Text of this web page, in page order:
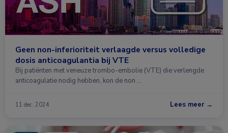
Geen non-inferioriteit verlaagde versus volledige
dosis anticoagulantia bij VTE
Bij patiënten met veneuze trombo-embolie (VTE) die verlengde
anticoagulatie nodig hebben, kon de non …
11 dec. 2024 Lees meer →